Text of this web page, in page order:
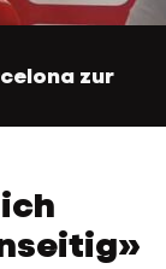
zur